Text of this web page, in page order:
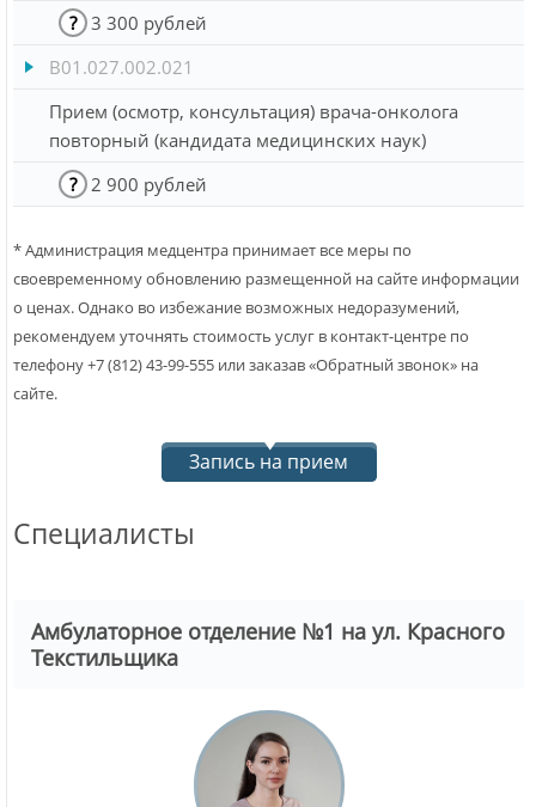
? 3 300 рублей
B01.027.002.021
Прием (осмотр, консультация) врача-онколога
повторный (кандидата медицинских наук)
? 2 900 рублей
* Администрация медцентра принимает все меры по
своевременному обновлению размещенной на сайте информации
о ценах. Однако во избежание возможных недоразумений,
рекомендуем уточнять стоимость услуг в контакт-центре по
телефону +7 (812) 43-99-555 или заказав «Обратный звонок» на
сайте.
Запись на прием
Специалисты
Амбулаторное отделение №1 на ул. Красного
Текстильщика